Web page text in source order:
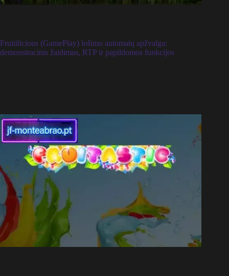
Fruitilicious (GamePlay) lošimo automatų apžvalga:
demonstracinis žaidimas, RTP ir papildomos funkcijos